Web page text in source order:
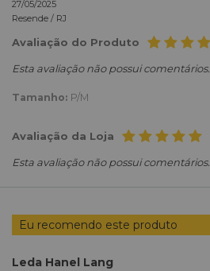
27/05/2025
Resende / RJ
Avaliação do Produto
Esta avaliação não possui comentários.
Tamanho: P/M
Avaliação da Loja
Esta avaliação não possui comentários.
Eu recomendo este produto
Leda Hanel Lang